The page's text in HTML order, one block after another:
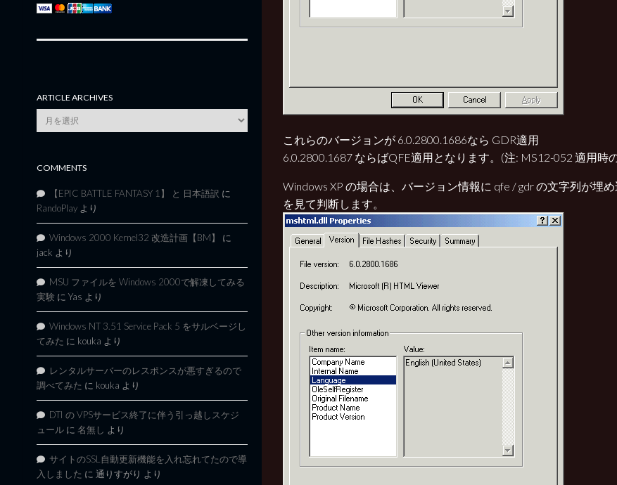
これらのバージョンが 6.0.2800.1686なら GDR適用
6.0.2800.1687 ならばQFE適用となります。(注: MS12-052 適用時
Windows XP の場合は、バージョン情報に qfe / gdr の文字列が埋
を見て判断します。
ARTICLE ARCHIVES
Article
Archives
COMMENTS
【EPIC BATTLE FANTASY 1】 と 日本語訳 に
RandoPlay より
Windows 2000 Kernel32 改造計画【BM】
に
jack より
MSU ファイルを Windows 2000で解凍してみる
実験 に Yas より
Windows NT 3.51 Service Pack 5 をサルベージし
てみた に kouka より
レンタルサーバーのレスポンスが悪すぎるので
調べてみた に kouka より
DTI の VPSサービス終了に伴う引っ越しスケジ
ュール に 名無し より
サイトのSSL自動更新機能を入れ忘れてたので導
入しました に 通りすがり より